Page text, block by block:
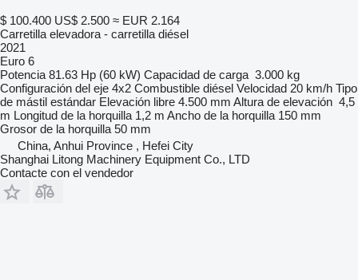
$ 100.400 US$ 2.500 ≈ EUR 2.164
Carretilla elevadora - carretilla diésel
2021
Euro 6
Potencia 81.63 Hp (60 kW) Capacidad de carga 3.000 kg
Configuración del eje 4x2 Combustible diésel Velocidad 20 km/h Tipo
de mástil estándar Elevación libre 4.500 mm Altura de elevación 4,5
m Longitud de la horquilla 1,2 m Ancho de la horquilla 150 mm
Grosor de la horquilla 50 mm
China, Anhui Province , Hefei City
Shanghai Litong Machinery Equipment Co., LTD
Contacte con el vendedor